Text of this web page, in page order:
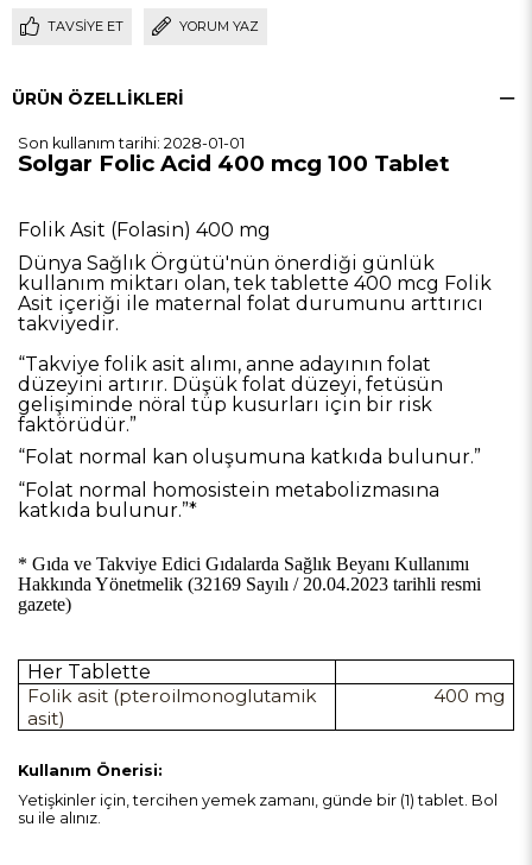
TAVSIYE ET YORUM YAZ
ÜRÜN ÖZELLIKLERI
Son kullanım tarihi: 2028-01-01
Solgar Folic Acid 400 mcg 100 Tablet
Folik Asit (Folasin) 400 mg
Dünya Sağlık Örgütü'nün önerdiği günlük
kullanım miktarı olan, tek tablette 400 mcg Folik
Asit içeriği ile maternal folat durumunu arttırıcı
takviyedir.
“Takviye folik asit alımı, anne adayının folat
düzeyini artırır. Düşük folat düzeyi, fetüsün
gelişiminde nöral tüp kusurları için bir risk
faktörüdür.”
“Folat normal kan oluşumuna katkıda bulunur.”
“Folat normal homosistein metabolizmasına
katkıda bulunur.”*
* Gıda ve Takviye Edici Gıdalarda Sağlık Beyanı Kullanımı
Hakkında Yönetmelik (32169 Sayılı / 20.04.2023 tarihli resmi
gazete)
Her Tablette
Folik asit (pteroilmonoglutamik
asit)
400 mg
Kullanım Önerisi:
Yetişkinler için, tercihen yemek zamanı, günde bir (1) tablet. Bol
su ile alınız.